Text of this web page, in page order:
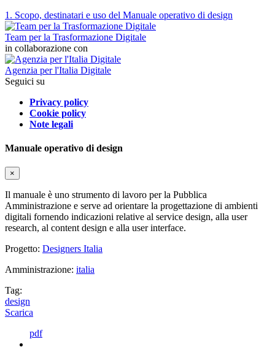
1. Scopo, destinatari e uso del Manuale operativo di design
Team per la Trasformazione Digitale
in collaborazione con
Agenzia per l'Italia Digitale
Seguici su
Privacy policy
Cookie policy
Note legali
Manuale operativo di design
×
Il manuale è uno strumento di lavoro per la Pubblica
Amministrazione e serve ad orientare la progettazione di ambienti
digitali fornendo indicazioni relative al service design, alla user
research, al content design e alla user interface.
Progetto: Designers Italia
Amministrazione: italia
Tag:
design
Scarica
pdf